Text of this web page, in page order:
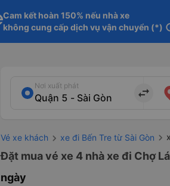
Cam kết hoàn 150% nếu nhà xe
không cung cấp dịch vụ vận chuyển (*)
Nơi xuất phát
import_export
Vé xe khách xe đi Bến Tre từ Sài Gòn
Đặt mua vé xe 4 nhà xe đi Chợ
ngày